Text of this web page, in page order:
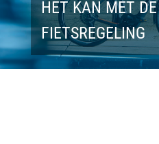
Privé lease
Modellen
HET KAN MET
FIETSREGELING